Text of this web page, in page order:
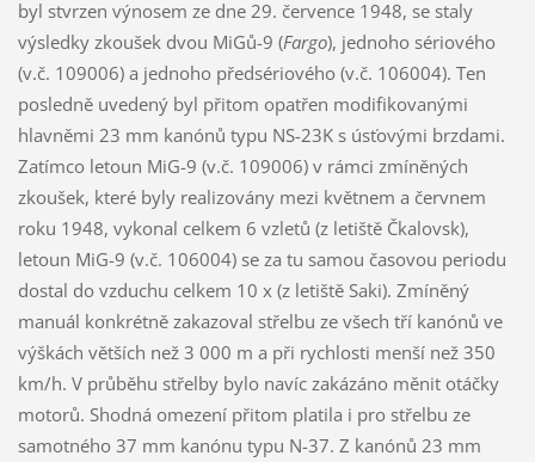
byl stvrzen výnosem ze dne 29. července 1948, se staly
výsledky zkoušek dvou MiGů-9 (Fargo), jednoho sériového
(v.č. 109006) a jednoho předsériového (v.č. 106004). Ten
posledně uvedený byl přitom opatřen modifikovanými
hlavněmi 23 mm kanónů typu NS-23K s úsťovými brzdami.
Zatímco letoun MiG-9 (v.č. 109006) v rámci zmíněných
zkoušek, které byly realizovány mezi květnem a červnem
roku 1948, vykonal celkem 6 vzletů (z letiště Čkalovsk),
letoun MiG-9 (v.č. 106004) se za tu samou časovou periodu
dostal do vzduchu celkem 10 x (z letiště Saki). Zmíněný
manuál konkrétně zakazoval střelbu ze všech tří kanónů ve
výškách větších než 3 000 m a při rychlosti menší než 350
km/h. V průběhu střelby bylo navíc zakázáno měnit otáčky
motorů. Shodná omezení přitom platila i pro střelbu ze
samotného 37 mm kanónu typu N-37. Z kanónů 23 mm